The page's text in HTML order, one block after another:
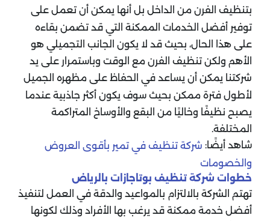
بتنظيف الفرن من الداخل بل أنها يمكن أن تعمل على
توفير أفضل الخدمات الممكنة التي قد تضمن بقاءه
على هذا الحال، بحيث قد لا يكون الجانب التجميلي هو
الأهم ولكن تنظيف الفرن مع الوقت وباستمرار على يد
شركتنا يمكن أن يساعد في الحفاظ على مظهره الجميل
لأطول فترة ممكن بحيث سوف يكون أكثر جاذبية عندما
يصبح نظيفًا وخاليًا من البقع والأوساخ المتراكمة
المختلفة.
شاهد أيضًا: شركة تنظيف في تمير بأقوى العروض
والخصومات
خطوات شركة تنظيف بوتاجازات بالرياض
تهتم الشركة بالالتزام بالمواعيد والدقة في العمل لتنفيذ
أفضل خدمة ممكنة قد يرغب بها الأفراد وذلك لكونها